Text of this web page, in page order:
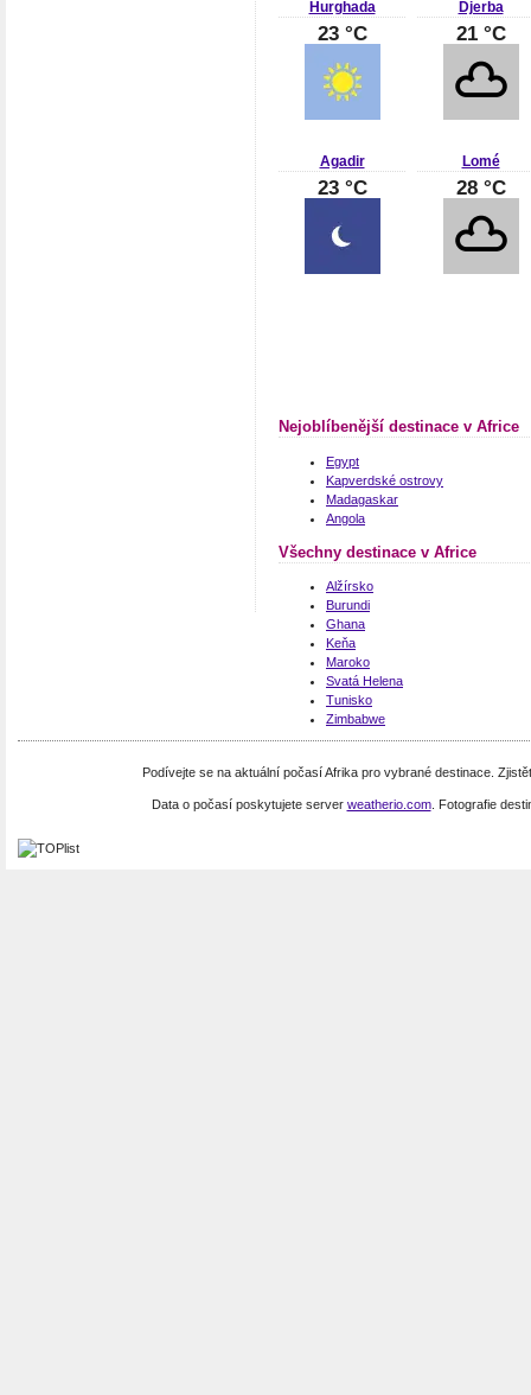
Hurghada
23 °C
Djerba
21 °C
Agadir
23 °C
Lomé
28 °C
Nejoblíbenější destinace v Africe
Egypt
Kapverdské ostrovy
Madagaskar
Angola
Všechny destinace v Africe
Alžírsko
Burundi
Ghana
Keňa
Maroko
Svatá Helena
Tunisko
Zimbabwe
Podívejte se na aktuální počasí Afrika pro vybrané destinace.
Data o počasí poskytujete server weatherio.com. Fotografie